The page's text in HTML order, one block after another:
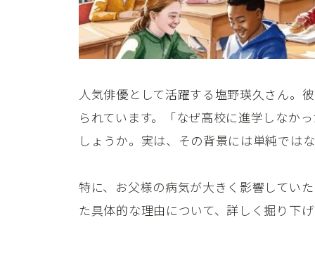
人気俳優として活躍する塩野瑛久さん。
られています。「なぜ高校に進学しなか
しょうか。実は、その背景には単純では
特に、お父様の病気が大きく影響してい
た具体的な理由について、詳しく掘り下